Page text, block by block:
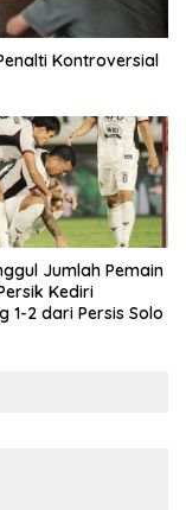
Kontroversial
Jumlah Pemain
Kediri
1-2 dari Persis Solo